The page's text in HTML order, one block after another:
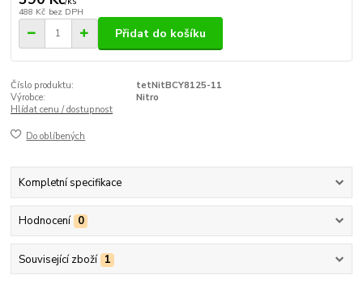
488 Kč bez DPH
Přidat do košíku
Číslo produktu:
tetNitBCY8125-11
Výrobce:
Nitro
Hlídat cenu / dostupnost
Do oblíbených
Kompletní specifikace
Hodnocení 0
Související zboží 1